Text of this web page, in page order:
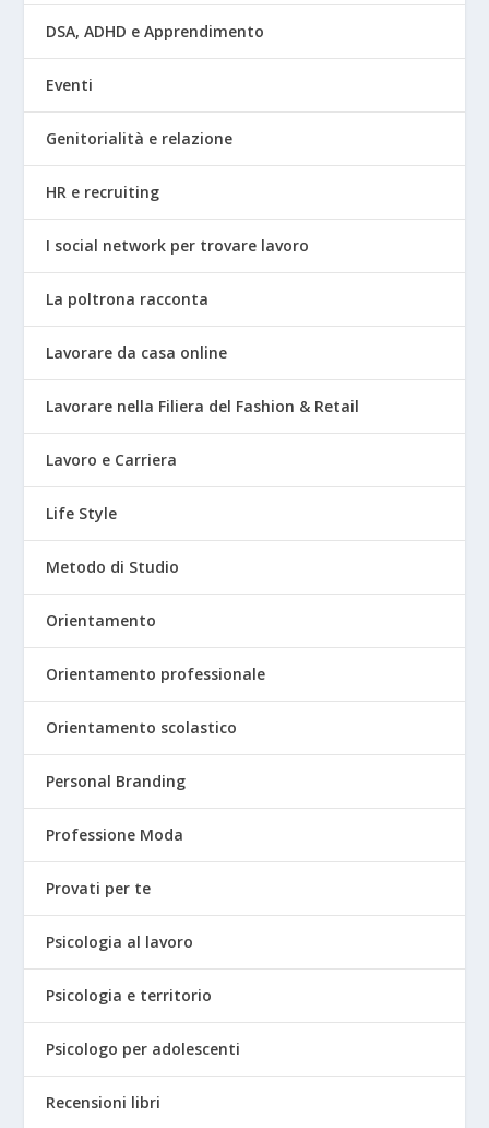
DSA, ADHD e Apprendimento
Eventi
Genitorialità e relazione
HR e recruiting
I social network per trovare lavoro
La poltrona racconta
Lavorare da casa online
Lavorare nella Filiera del Fashion & Retail
Lavoro e Carriera
Life Style
Metodo di Studio
Orientamento
Orientamento professionale
Orientamento scolastico
Personal Branding
Professione Moda
Provati per te
Psicologia al lavoro
Psicologia e territorio
Psicologo per adolescenti
Recensioni libri